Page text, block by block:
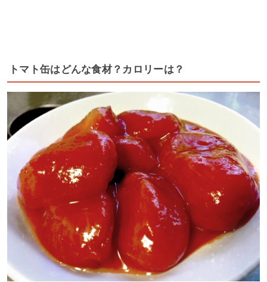
トマト缶はどんな食材？カロリーは？